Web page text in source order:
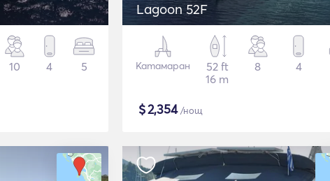
10 4 5
Lagoon 52F
Катамаран
52 ft
16 m
8 4
$2,354/нощ